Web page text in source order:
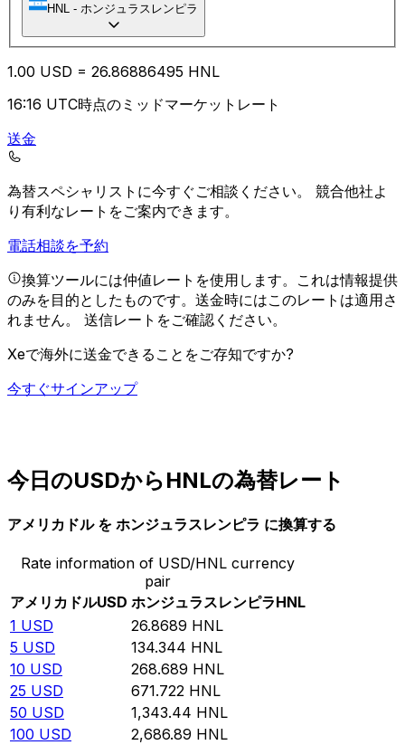
HNL - ホンジュラスレンピラ
1.00 USD = 26.86886495 HNL
16:16 UTC時点のミッドマーケットレート
送金
為替スペシャリストに今すぐご相談ください。 競合他社よ
り有利なレートをご案内できます。
電話相談を予約
換算ツールには仲値レートを使用します。これは情報提供
のみを目的としたものです。送金時にはこのレートは適用さ
れません。 送信レートをご確認ください。
Xeで海外に送金できることをご存知ですか?
今すぐサインアップ
今日のUSDからHNLの為替レート
アメリカドル を ホンジュラスレンピラ に換算する
Rate information of USD/HNL currency
pair
アメリカドルUSD ホンジュラスレンピラHNL
1 USD 26.8689 HNL
5 USD 134.344 HNL
10 USD 268.689 HNL
25 USD 671.722 HNL
50 USD 1,343.44 HNL
100 USD 2,686.89 HNL